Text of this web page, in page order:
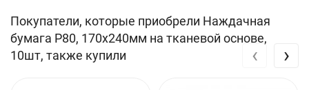
Покупатели, которые приобрели Наждачная
бумага Р80, 170х240мм на тканевой основе,
10шт, также купили
‹ ›